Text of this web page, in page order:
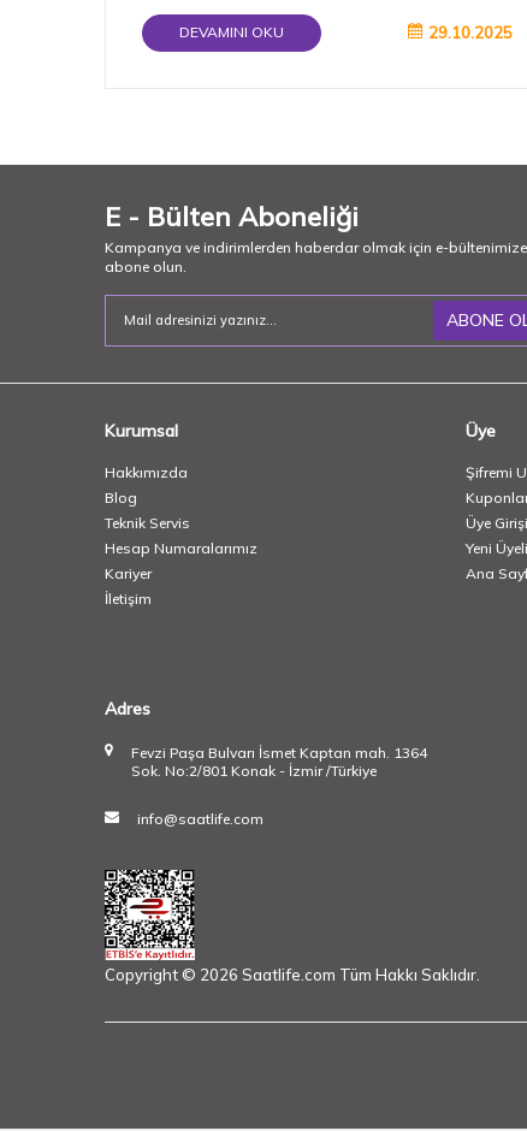
Hani “şöyle bir saatim olsun da, hem şık durayım
hem zamanı kaçırmayayım” diyenler vardırya, tam
onlara göre bu saatler. Niye Kasım’da Saat
DEVAMINI OKU 29.10.2025
E - Bülten Aboneliği
Kampanya ve indirimlerden haberdar olmak için e-bültenimize
abone olun.
ABONE
Kurumsal
Hakkımızda
Blog
Teknik Servis
Hesap Numaralarımız
Kariyer
İletişim
Üye
Şifremi
Üye Girişi
Yeni
Ana
Adres
Fevzi Paşa Bulvarı İsmet Kaptan mah. 1364
Sok. No:2/801 Konak - İzmir /Türkiye
info@saatlife.com
Copyright © 2026 Saatlife.com Tüm Hakkı Saklıdır.